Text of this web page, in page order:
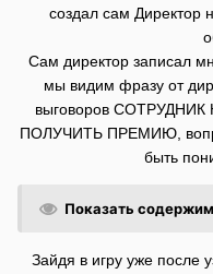
создал сам Директор
Сам директор записал
мы видим фразу от
выговоров
ПОЛУЧИТЬ ПРЕМИЮ,
быть
Показать
Зайдя в игру уже после